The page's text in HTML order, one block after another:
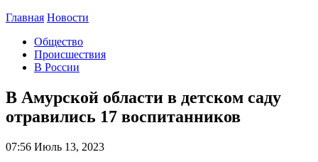
Главная Новости
Общество
Происшествия
В России
В Амурской области в детском саду
отравились 17 воспитанников
07:56 Июль 13, 2023